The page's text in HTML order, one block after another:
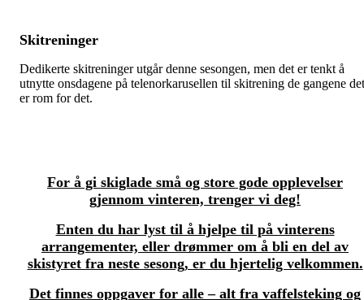
Skitreninger
Dedikerte skitreninger utgår denne sesongen, men det er tenkt å
utnytte onsdagene på telenorkarusellen til skitrening de gangene det
er rom for det.
For å gi skiglade små og store gode opplevelser
gjennom vinteren, trenger vi deg!
Enten du har lyst til å hjelpe til på vinterens
arrangementer, eller drømmer om å bli en del av
skistyret fra neste sesong, er du hjertelig velkommen.
Det finnes oppgaver for alle – alt fra vaffelsteking og